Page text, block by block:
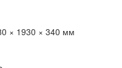
× 1930 × 340 мм